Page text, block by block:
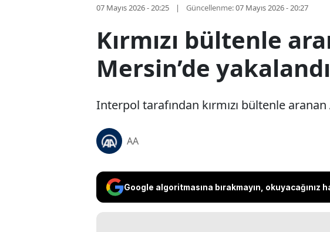
07 Mayıs 2026 - 20:25 Güncellenme:07 Mayıs 2026 - 20:27
Kırmızı bültenle
Mersin’de yakalandı
Interpol tarafından kırmızı bültenle
AA
Google algoritmasına bırakmayın, okuyacağınız